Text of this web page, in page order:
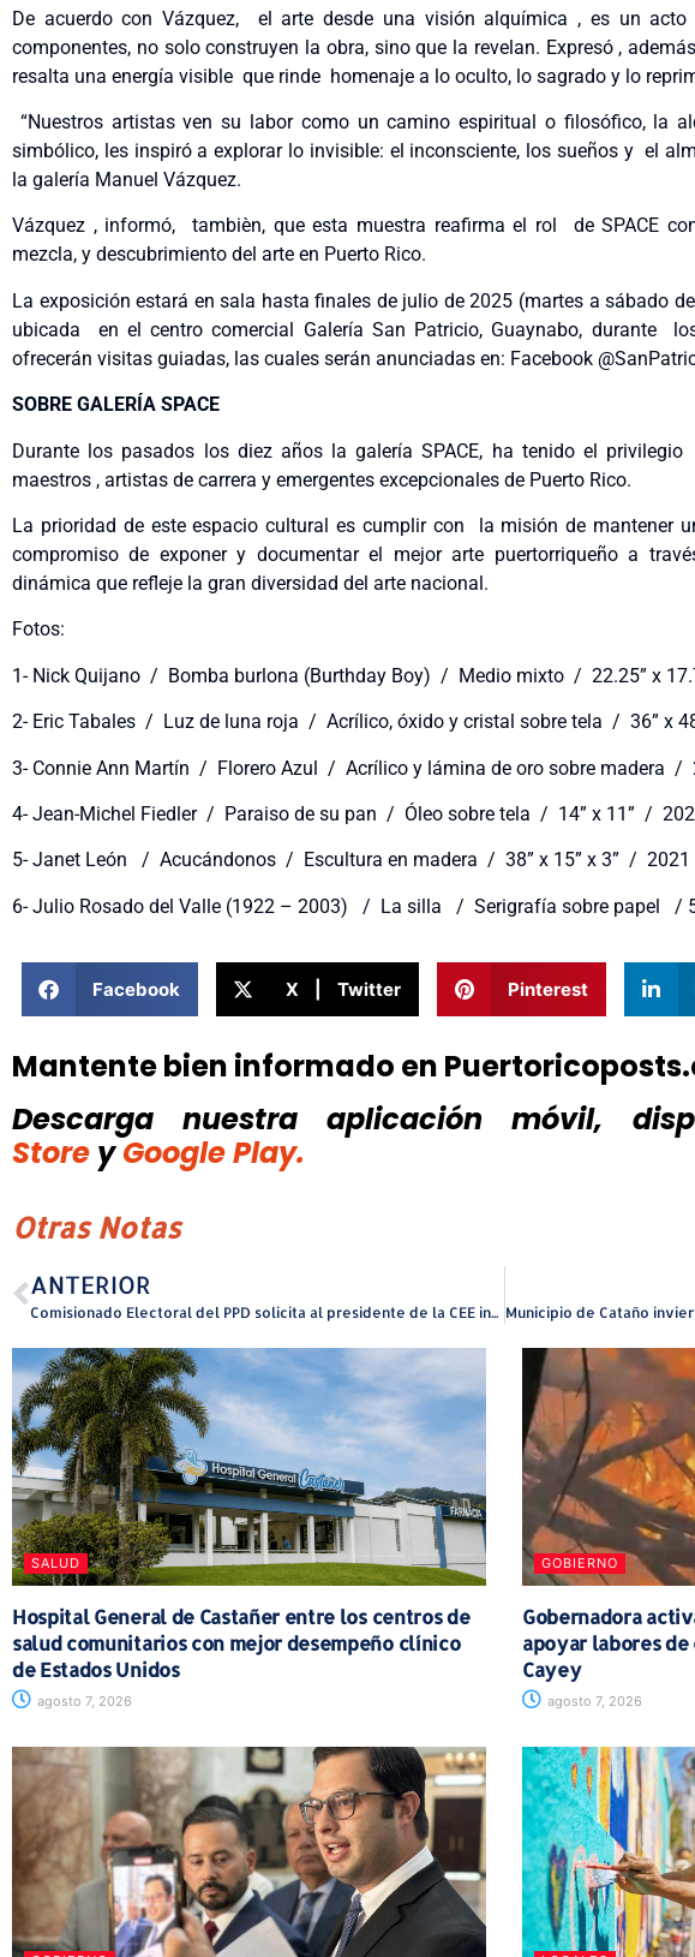
De acuerdo con Vázquez, el arte desde una visión alquímica , es un
componentes, no solo construyen la obra, sino que la revelan. Expresó ,
resalta una energía visible que rinde homenaje a lo oculto, lo sagrado y lo
“Nuestros artistas ven su labor como un camino espiritual o filosófico, la
simbólico, les inspiró a explorar lo invisible: el inconsciente, los sueños y el
la galería Manuel Vázquez.
Vázquez , informó, tambièn, que esta muestra reafirma el rol de SPACE
mezcla, y descubrimiento del arte en Puerto Rico.
La exposición estará en sala hasta finales de julio de 2025 (martes a sábado
ubicada en el centro comercial Galería San Patricio, Guaynabo, durante
ofrecerán visitas guiadas, las cuales serán anunciadas en: Facebook
SOBRE GALERÍA SPACE
Durante los pasados los diez años la galería SPACE, ha tenido el
maestros , artistas de carrera y emergentes excepcionales de Puerto Rico.
La prioridad de este espacio cultural es cumplir con la misión de mantener
compromiso de exponer y documentar el mejor arte puertorriqueño a
dinámica que refleje la gran diversidad del arte nacional.
Fotos:
1- Nick Quijano / Bomba burlona (Burthday Boy) / Medio mixto / 22.25” x
2- Eric Tabales / Luz de luna roja / Acrílico, óxido y cristal sobre tela / 36” x
3- Connie Ann Martín / Florero Azul / Acrílico y lámina de oro sobre madera /
4- Jean-Michel Fiedler / Paraiso de su pan / Óleo sobre tela / 14” x 11” /
5- Janet León / Acucándonos / Escultura en madera / 38” x 15” x 3” / 2021
6- Julio Rosado del Valle (1922 – 2003) / La silla / Serigrafía sobre papel /
Facebook X | Twitter Pinterest
Mantente bien informado en
Descarga nuestra aplicación móvil,
Store y Google Play.
Otras Notas
ANTERIOR
Comisionado Electoral del PPD solicita al presidente de la CEE investigan estatus electoral de Arturo Garffer
SALUD
Hospital General de Castañer entre los centros de
salud comunitarios con mejor desempeño clínico
de Estados Unidos
agosto 7, 2026
GOBIERNO
Gobernadora
apoyar labores
Cayey
agosto 7, 2026